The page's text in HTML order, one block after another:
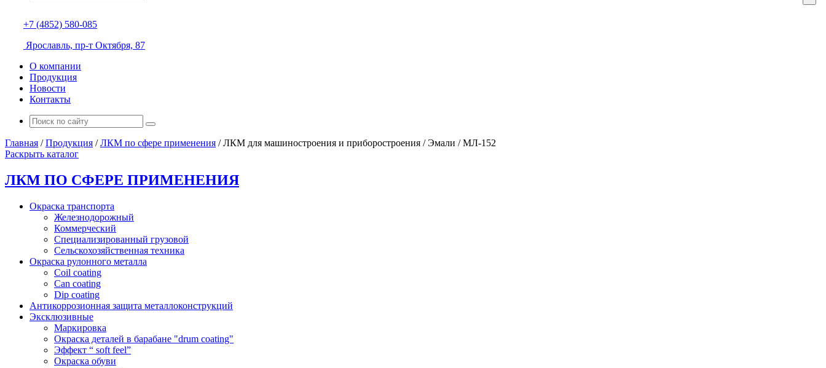
+7 (4852) 580-085
Ярославль, пр-т Октября, 87
О компании
Продукция
Новости
Контакты
Главная /Продукция /ЛКМ по сфере применения /ЛКМ для машиностроения и приборостроения /Эмали /МЛ-152
Раскрыть каталог
ЛКМ ПО СФЕРЕ ПРИМЕНЕНИЯ
Окраска транспорта
Железнодорожный
Коммерческий
Специализированный грузовой
Сельскохозяйственная техника
Окраска рулонного металла
Coil coating
Can coating
Dip coating
Антикоррозионная защита металлоконструкций
Эксклюзивные
Маркировка
Окраска деталей в барабане "drum coating"
Эффект “ soft feel”
Окраска обуви